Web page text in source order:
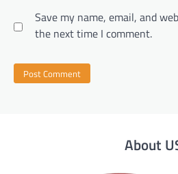
Save my name, email, and
the next time I comment.
About